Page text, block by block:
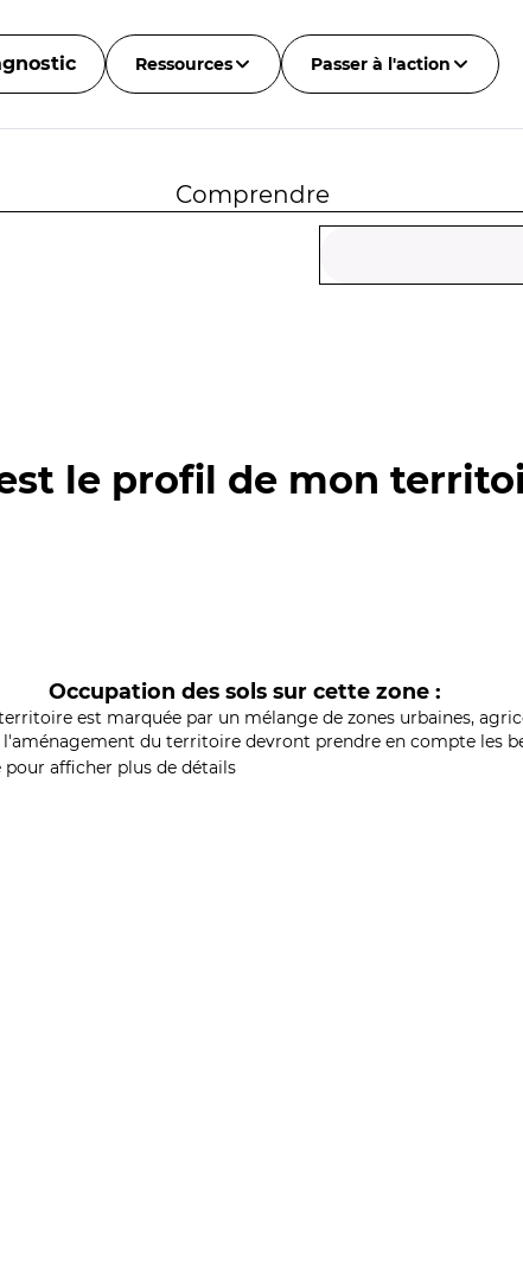
Ressources Passer à l'action
Comprendre
le profil de mon
Occupation des sols sur cette zone :
est marquée par un mélange de zones urbaines,
du territoire devront prendre en compte les
afficher plus de détails